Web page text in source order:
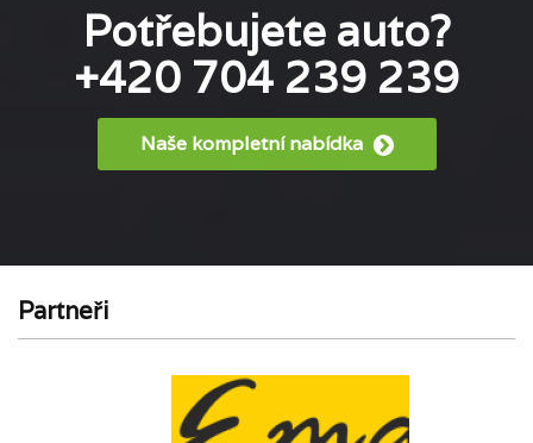
Potřebujete auto?
+420 704 239 239
Naše kompletní nabídka
Partneři